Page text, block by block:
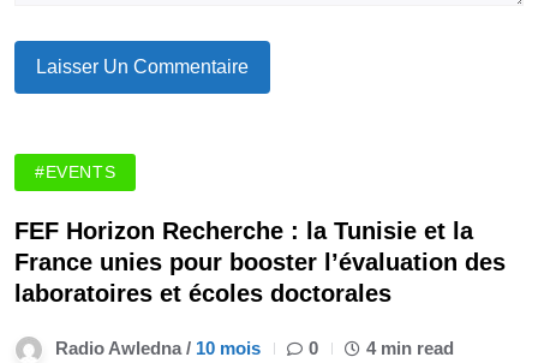
#EVENTS
FEF Horizon Recherche : la Tunisie et la
France unies pour booster l’évaluation des
laboratoires et écoles doctorales
Radio Awledna / 10 mois 0 4 min read